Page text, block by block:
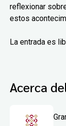
reflexionar
estos
La entrada es
Acerca